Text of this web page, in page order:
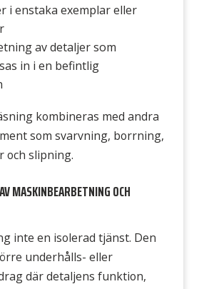
i enstaka exemplar eller
av detaljer som
in i en befintlig
kombineras med andra
som svarvning, borrning,
och slipning.
MASKINBEARBETNING OCH
inte en isolerad tjänst. Den
underhålls- eller
där detaljens funktion,